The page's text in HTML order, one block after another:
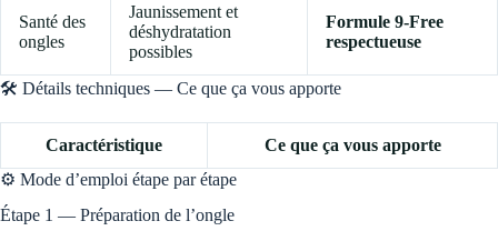
Santé des
ongles
Jaunissement et
déshydratation
possibles
Formule 9-Free
respectueuse
🛠️ Détails techniques — Ce que ça vous apporte
Caractéristique
Ce que ça vous apporte
⚙️ Mode d’emploi étape par étape
Étape 1 — Préparation de l’ongle